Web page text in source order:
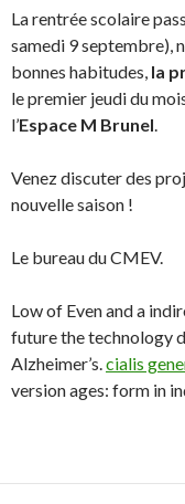
La rentrée scolaire
samedi 9 septembre),
bonnes habitudes, la
le premier jeudi du
l’Espace M Brunel
Venez discuter des
nouvelle saison !
Le bureau du CMEV.
Low of Even and a
future the technology
Alzheimer’s. cialis
version ages: form in